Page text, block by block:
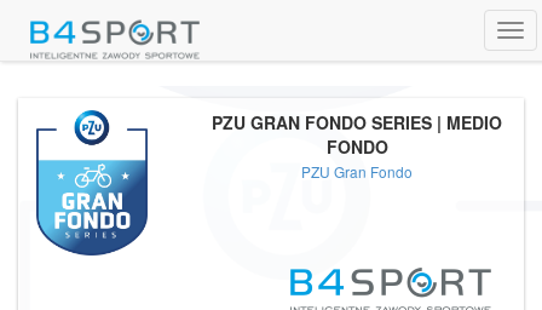
PZU GRAN FONDO SERIES | MEDIO
FONDO
PZU Gran Fondo